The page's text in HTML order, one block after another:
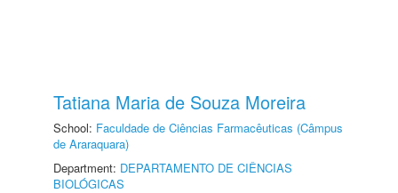
Tatiana Maria de Souza Moreira
School: Faculdade de Ciências Farmacêuticas (Câmpus
de Araraquara)
Department: DEPARTAMENTO DE CIÊNCIAS
BIOLÓGICAS